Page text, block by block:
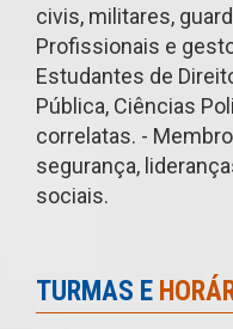
civis, militares,
Profissionais e
Estudantes de
Pública, Ciências
correlatas. -
segurança,
sociais.
TURMAS E